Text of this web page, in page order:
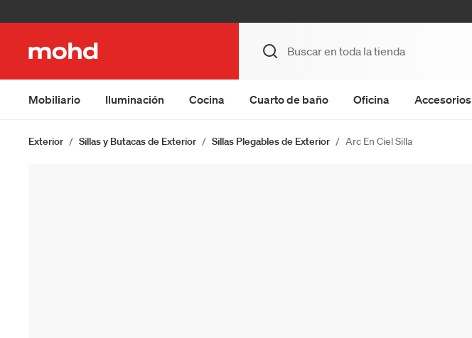
Mobiliario Iluminación Cocina Cuarto de baño Oficina Accesorios
Exterior Sillas y Butacas de Exterior Sillas Plegables de Exterior Arc En Ciel Silla